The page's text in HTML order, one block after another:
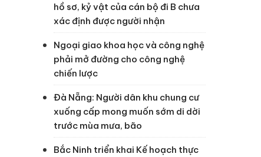
hồ sơ, kỷ vật của cán bộ đi B chưa
xác định được người nhận
Ngoại giao khoa học và công nghệ
phải mở đường cho công nghệ
chiến lược
Đà Nẵng: Người dân khu chung cư
xuống cấp mong muốn sớm di dời
trước mùa mưa, bão
Bắc Ninh triển khai Kế hoạch thực